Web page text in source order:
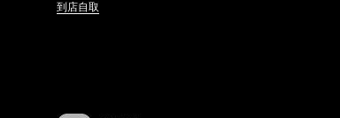
到店自取